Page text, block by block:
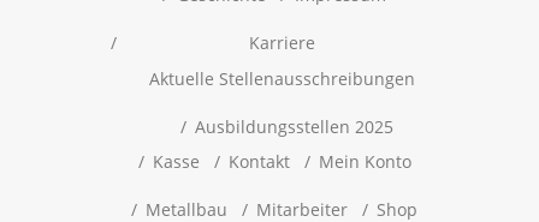
Karriere
Aktuelle Stellenausschreibungen
Ausbildungsstellen 2025
Kasse
Kontakt Mein Konto
Metallbau Mitarbeiter Shop